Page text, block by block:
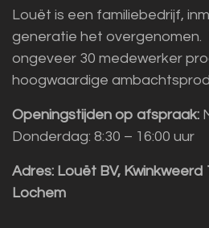
Louët is een familiebedrijf,
generatie het overgenomen.
ongeveer 30 medewerker
hoogwaardige
Openingstijden op afspraak:
Donderdag: 8:30 – 16:00 uur
Adres: Louët BV, Kwinkweerd
Lochem